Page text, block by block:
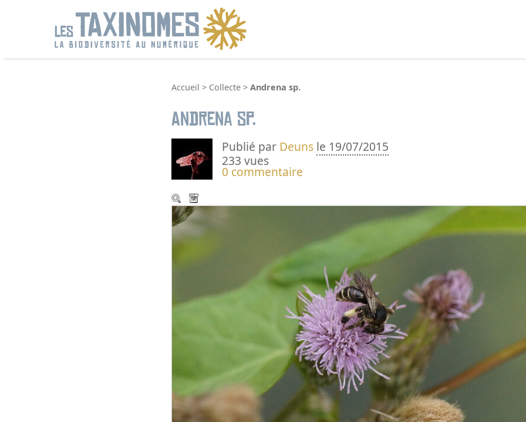
Accueil > Collecte > Andrena sp.
Andrena sp.
Publié par Deuns le 19/07/2015
233 vues
0 commentaire